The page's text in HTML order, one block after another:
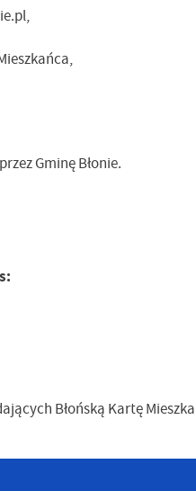
Gminę Błonie.
Błońską Kartę